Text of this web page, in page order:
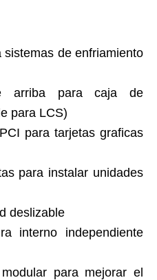
sistemas de enfriamiento
arriba para caja de
para LCS)
para tarjetas graficas
para instalar unidades
deslizable
interno independiente
para mejorar el